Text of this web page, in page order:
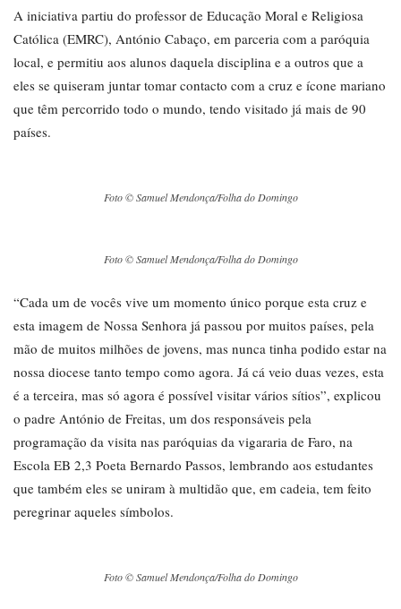
A iniciativa partiu do professor de Educação Moral e Religiosa
Católica (EMRC), António Cabaço, em parceria com a paróquia
local, e permitiu aos alunos daquela disciplina e a outros que a
eles se quiseram juntar tomar contacto com a cruz e ícone mariano
que têm percorrido todo o mundo, tendo visitado já mais de 90
países.
Foto © Samuel Mendonça/Folha do Domingo
Foto © Samuel Mendonça/Folha do Domingo
“Cada um de vocês vive um momento único porque esta cruz e
esta imagem de Nossa Senhora já passou por muitos países, pela
mão de muitos milhões de jovens, mas nunca tinha podido estar na
nossa diocese tanto tempo como agora. Já cá veio duas vezes, esta
é a terceira, mas só agora é possível visitar vários sítios”, explicou
o padre António de Freitas, um dos responsáveis pela
programação da visita nas paróquias da vigararia de Faro, na
Escola EB 2,3 Poeta Bernardo Passos, lembrando aos estudantes
que também eles se uniram à multidão que, em cadeia, tem feito
peregrinar aqueles símbolos.
Foto © Samuel Mendonça/Folha do Domingo